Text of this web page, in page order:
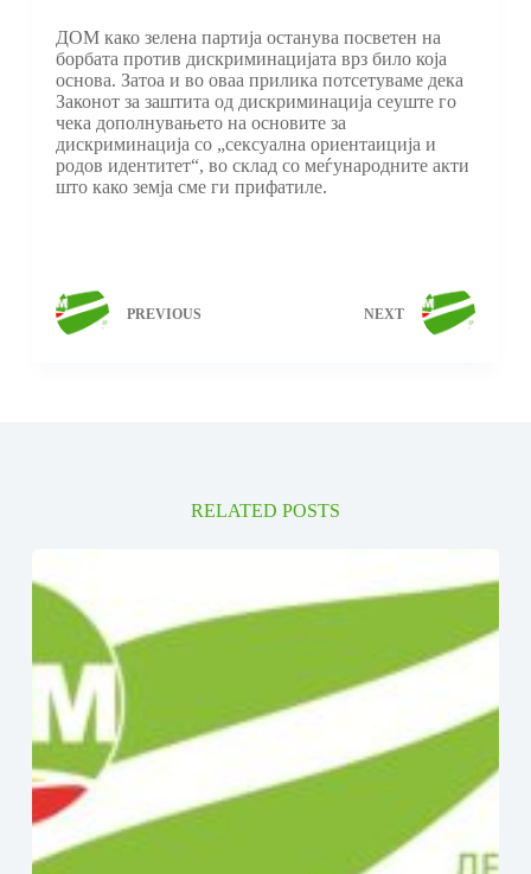
ДОМ како зелена партија останува посветен на
борбата против дискриминацијата врз било која
основа. Затоа и во оваа прилика потсетуваме дека
Законот за заштита од дискриминација сеуште го
чека дополнувањето на основите за
дискриминација со „сексуална ориентаиција и
родов идентитет“, во склад со меѓунарoдните акти
што како земја сме ги прифатиле.
PREVIOUS NEXT
RELATED POSTS